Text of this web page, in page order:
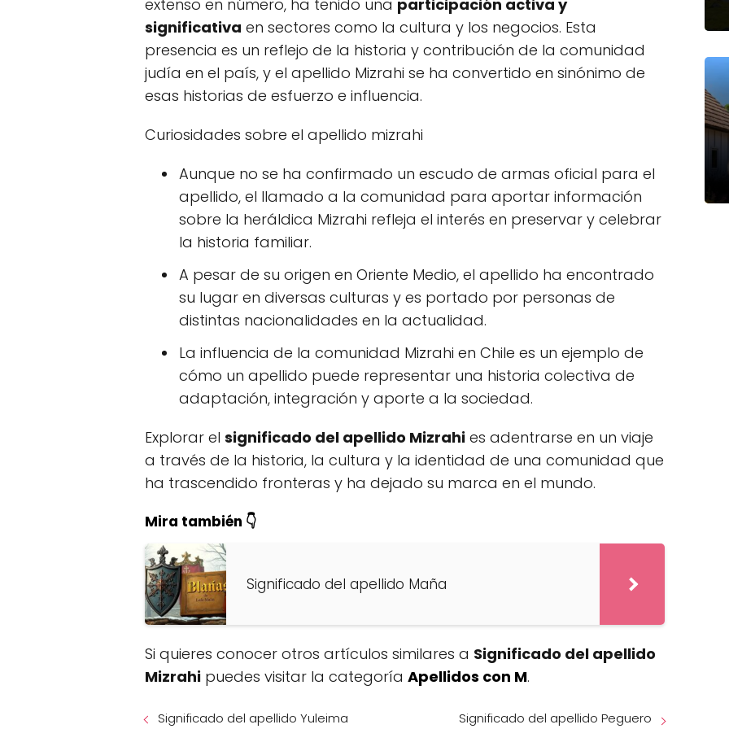
extenso en número, ha tenido una participación activa y
significativa en sectores como la cultura y los negocios. Esta
presencia es un reflejo de la historia y contribución de la comunidad
judía en el país, y el apellido Mizrahi se ha convertido en sinónimo de
esas historias de esfuerzo e influencia.
Curiosidades sobre el apellido mizrahi
Aunque no se ha confirmado un escudo de armas oficial para el
apellido, el llamado a la comunidad para aportar información
sobre la heráldica Mizrahi refleja el interés en preservar y celebrar
la historia familiar.
A pesar de su origen en Oriente Medio, el apellido ha encontrado
su lugar en diversas culturas y es portado por personas de
distintas nacionalidades en la actualidad.
La influencia de la comunidad Mizrahi en Chile es un ejemplo de
cómo un apellido puede representar una historia colectiva de
adaptación, integración y aporte a la sociedad.
Explorar el significado del apellido Mizrahi es adentrarse en un viaje
a través de la historia, la cultura y la identidad de una comunidad que
ha trascendido fronteras y ha dejado su marca en el mundo.
Mira también 👇
Significado del apellido Maña
Si quieres conocer otros artículos similares a Significado del apellido
Mizrahi puedes visitar la categoría Apellidos con M.
Significado del apellido Yuleima Significado del apellido Peguero